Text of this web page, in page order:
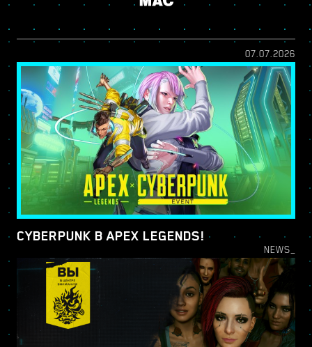
07.07.2026
CYBERPUNK В APEX LEGENDS!
NEWS_